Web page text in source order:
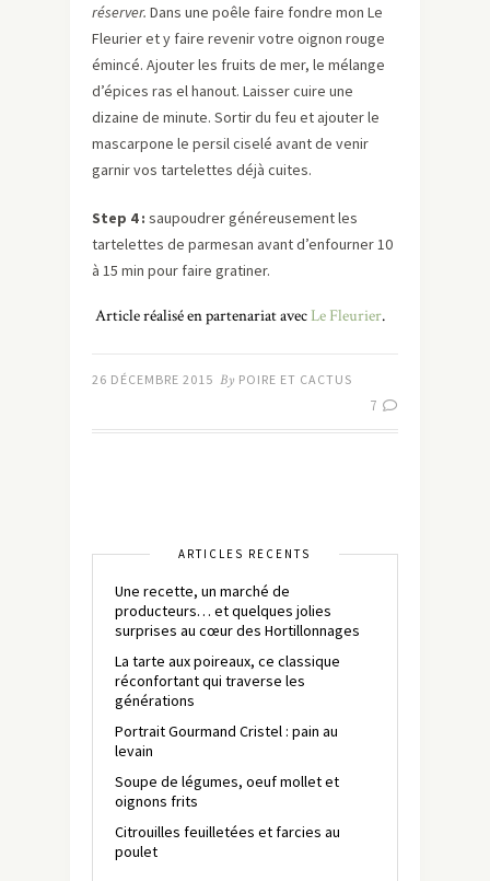
réserver. Dans une poêle faire fondre mon Le
Fleurier et y faire revenir votre oignon rouge
émincé. Ajouter les fruits de mer, le mélange
d’épices ras el hanout. Laisser cuire une
dizaine de minute. Sortir du feu et ajouter le
mascarpone le persil ciselé avant de venir
garnir vos tartelettes déjà cuites.
Step 4 : saupoudrer généreusement les
tartelettes de parmesan avant d’enfourner 10
à 15 min pour faire gratiner.
Article réalisé en partenariat avecLe Fleurier.
26 DÉCEMBRE 2015 By POIRE ET CACTUS
7
ARTICLES RÉCENTS
Une recette, un marché de
producteurs… et quelques jolies
surprises au cœur des Hortillonnages
La tarte aux poireaux, ce classique
réconfortant qui traverse les
générations
Portrait Gourmand Cristel : pain au
levain
Soupe de légumes, oeuf mollet et
oignons frits
Citrouilles feuilletées et farcies au
poulet